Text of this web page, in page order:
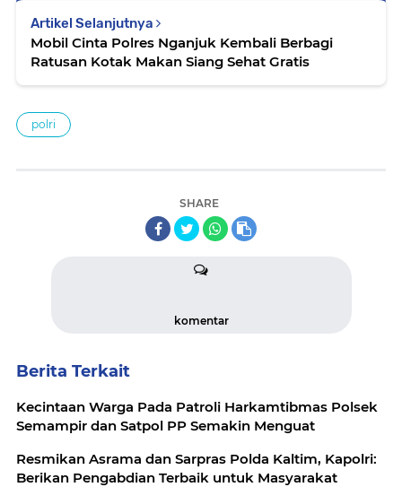
Artikel Selanjutnya
Mobil Cinta Polres Nganjuk Kembali Berbagi
Ratusan Kotak Makan Siang Sehat Gratis
polri
SHARE
komentar
Berita Terkait
Kecintaan Warga Pada Patroli Harkamtibmas Polsek
Semampir dan Satpol PP Semakin Menguat
Resmikan Asrama dan Sarpras Polda Kaltim, Kapolri:
Berikan Pengabdian Terbaik untuk Masyarakat